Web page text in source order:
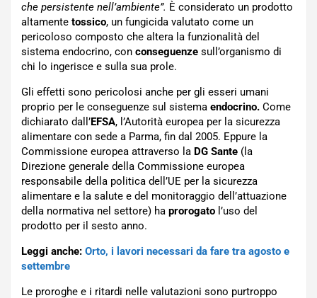
che persistente nell’ambiente”. È considerato un prodotto
altamente tossico, un fungicida valutato come un
pericoloso composto che altera la funzionalità del
sistema endocrino, con conseguenze sull’organismo di
chi lo ingerisce e sulla sua prole.
Gli effetti sono pericolosi anche per gli esseri umani
proprio per le conseguenze sul sistema endocrino. Come
dichiarato dall’EFSA, l’Autorità europea per la sicurezza
alimentare con sede a Parma, fin dal 2005. Eppure la
Commissione europea attraverso la DG Sante (la
Direzione generale della Commissione europea
responsabile della politica dell’UE per la sicurezza
alimentare e la salute e del monitoraggio dell’attuazione
della normativa nel settore) ha prorogato l’uso del
prodotto per il sesto anno.
Leggi anche: Orto, i lavori necessari da fare tra agosto e
settembre
Le proroghe e i ritardi nelle valutazioni sono purtroppo